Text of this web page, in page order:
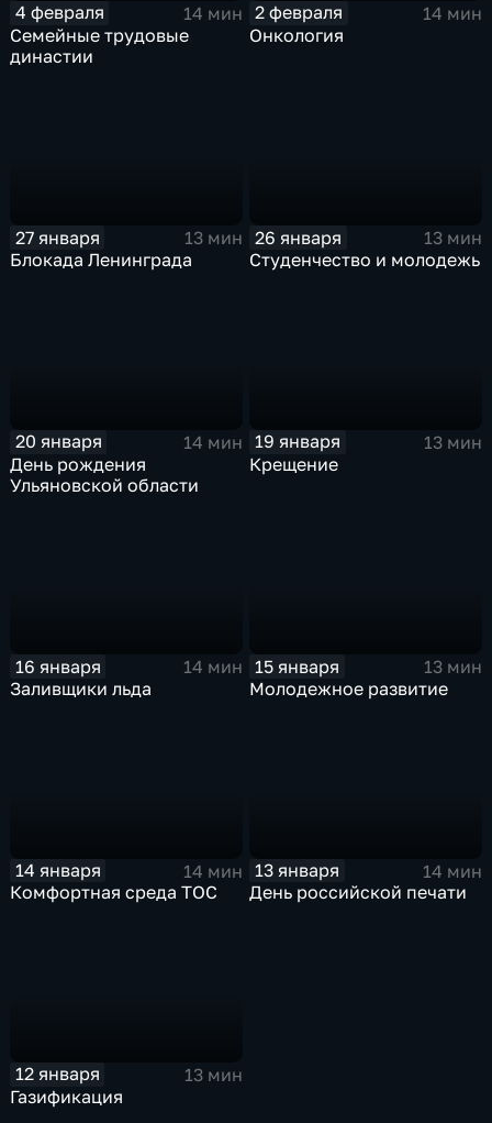
4 февраля
14 мин
Семейные трудовые
династии
2 февраля
14 мин
Онкология
27 января
13 мин
Блокада Ленинграда
26 января
13 мин
Студенчество и молодежь
20 января
14 мин
День рождения
Ульяновской области
19 января
13 мин
Крещение
16 января
14 мин
Заливщики льда
15 января
13 мин
Молодежное развитие
14 января
14 мин
Комфортная среда ТОС
13 января
14 мин
День российской печати
12 января
13 мин
Газификация